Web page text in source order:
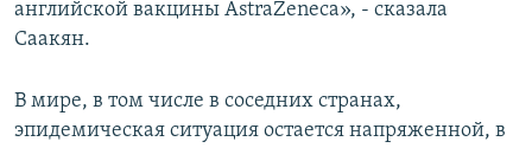
английской вакцины AstraZeneca», - сказала
Саакян.
В мире, в том числе в соседних странах,
эпидемическая ситуация остается напряженной, в